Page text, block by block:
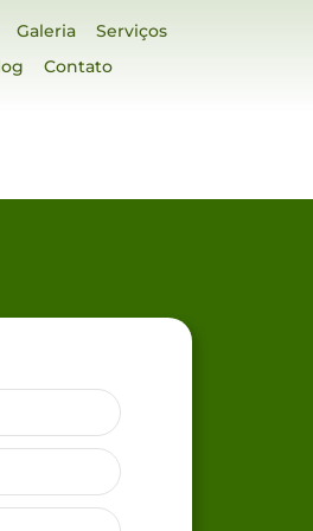
Galeria
Serviços
Contato